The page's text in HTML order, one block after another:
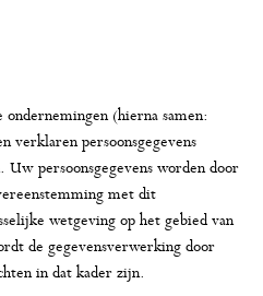
(hierna samen:
verklaren persoonsgegevens
persoonsgegevens worden door
met dit
wetgeving op het gebied van
de gegevensverwerking door
in dat kader zijn.